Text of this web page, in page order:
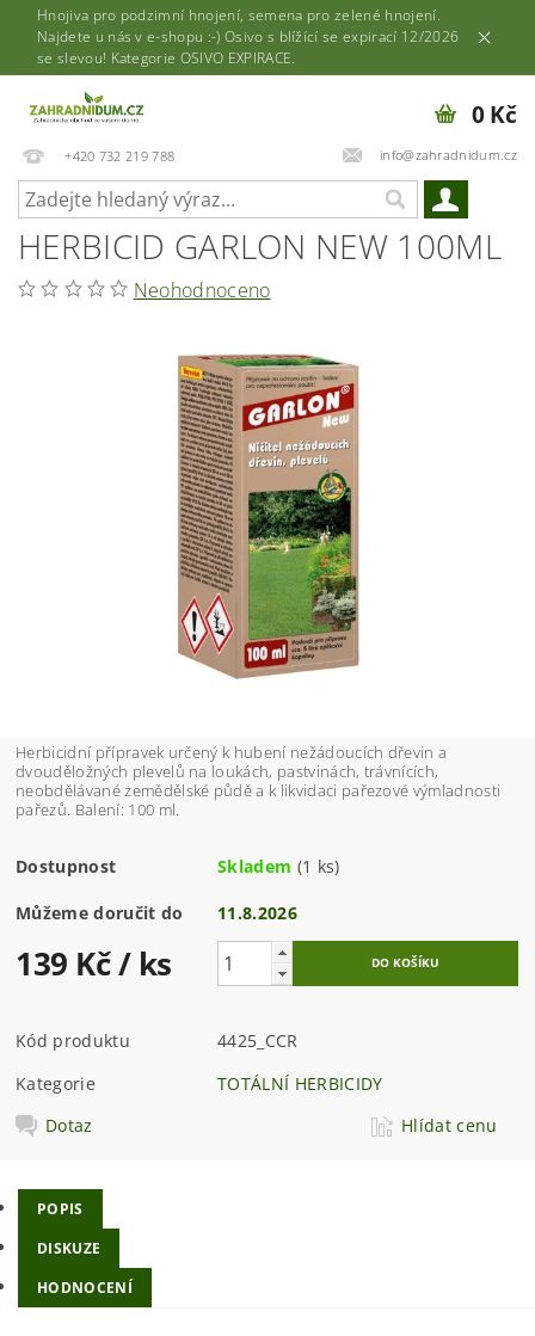
Hnojiva pro podzimní hnojení, semena pro zelené hnojení.
Najdete u nás v e-shopu :-) Osivo s blížící se expirací 12/2026
se slevou! Kategorie OSIVO EXPIRACE.
+420 732 219 788 info@zahradnidum.cz
0 Kč
HERBICID GARLON NEW 100ML
Neohodnoceno
Herbicidní přípravek určený k hubení nežádoucích dřevin a
dvouděložných plevelů na loukách, pastvinách, trávnících,
neobdělávané zemědělské půdě a k likvidaci pařezové výmladnosti
pařezů. Balení: 100 ml.
Dostupnost Skladem (1 ks)
Můžeme doručit do 11.8.2026
139 Kč/ ks
Kód produktu
4425_CCR
Kategorie
TOTÁLNÍ HERBICIDY
Dotaz
Hlídat cenu
POPIS
DISKUZE
HODNOCENÍ